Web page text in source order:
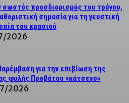
σωστός προσδιορισμός του τρύγου,
σημασία για τη γευστική
του κρασιού
2026
για την επιβίωση της
φυλής Προβάτου «κάτσενο»
2026